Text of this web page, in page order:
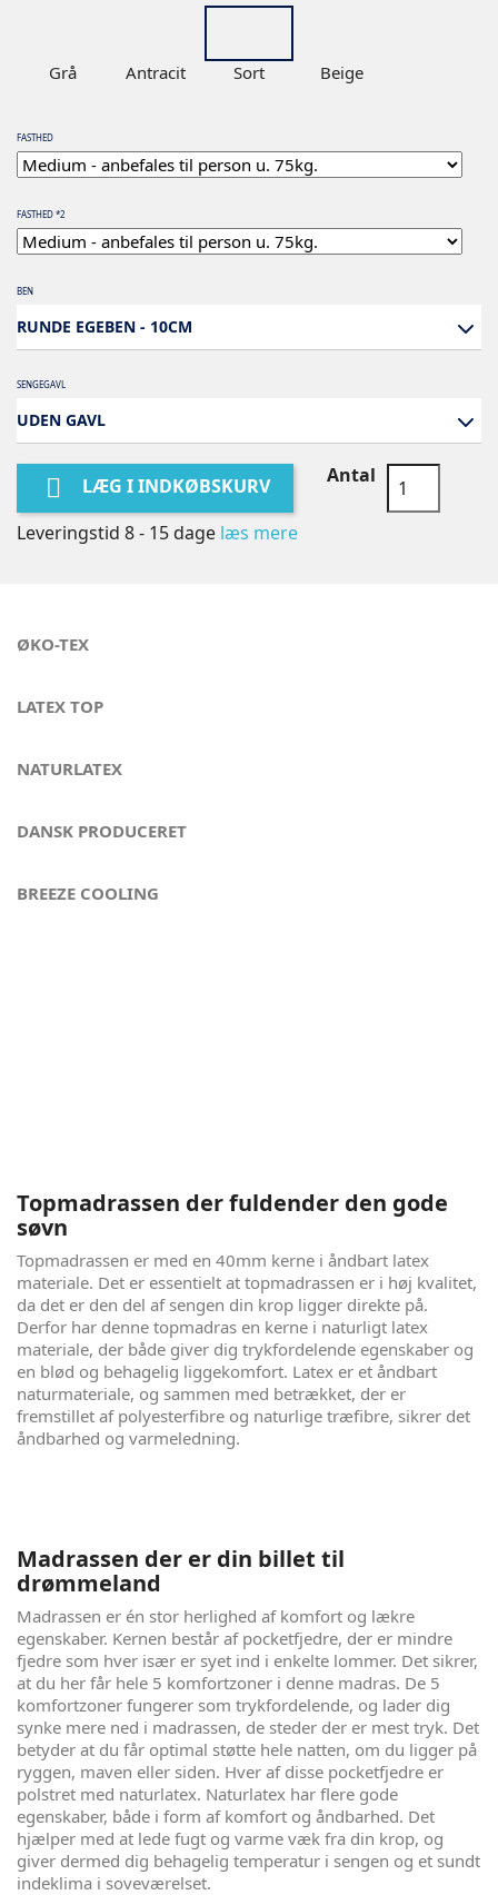
Grå Antracit Sort Beige
FASTHED
FASTHED *2
BEN
RUNDE EGEBEN - 10CM
SENGEGAVL
UDEN GAVL
 LÆG I INDKØBSKURV Antal
Leveringstid 8 - 15 dage læs mere
ØKO-TEX
LATEX TOP
NATURLATEX
DANSK PRODUCERET
BREEZE COOLING
Topmadrassen der fuldender den gode
søvn
Topmadrassen er med en 40mm kerne i åndbart latex
materiale. Det er essentielt at topmadrassen er i høj kvalitet,
da det er den del af sengen din krop ligger direkte på.
Derfor har denne topmadras en kerne i naturligt latex
materiale, der både giver dig trykfordelende egenskaber og
en blød og behagelig liggekomfort. Latex er et åndbart
naturmateriale, og sammen med betrækket, der er
fremstillet af polyesterfibre og naturlige træfibre, sikrer det
åndbarhed og varmeledning.
Madrassen der er din billet til
drømmeland
Madrassen er én stor herlighed af komfort og lækre
egenskaber. Kernen består af pocketfjedre, der er mindre
fjedre som hver især er syet ind i enkelte lommer. Det sikrer,
at du her får hele 5 komfortzoner i denne madras. De 5
komfortzoner fungerer som trykfordelende, og lader dig
synke mere ned i madrassen, de steder der er mest tryk. Det
betyder at du får optimal støtte hele natten, om du ligger på
ryggen, maven eller siden. Hver af disse pocketfjedre er
polstret med naturlatex. Naturlatex har flere gode
egenskaber, både i form af komfort og åndbarhed. Det
hjælper med at lede fugt og varme væk fra din krop, og
giver dermed dig behagelig temperatur i sengen og et sundt
indeklima i soveværelset.